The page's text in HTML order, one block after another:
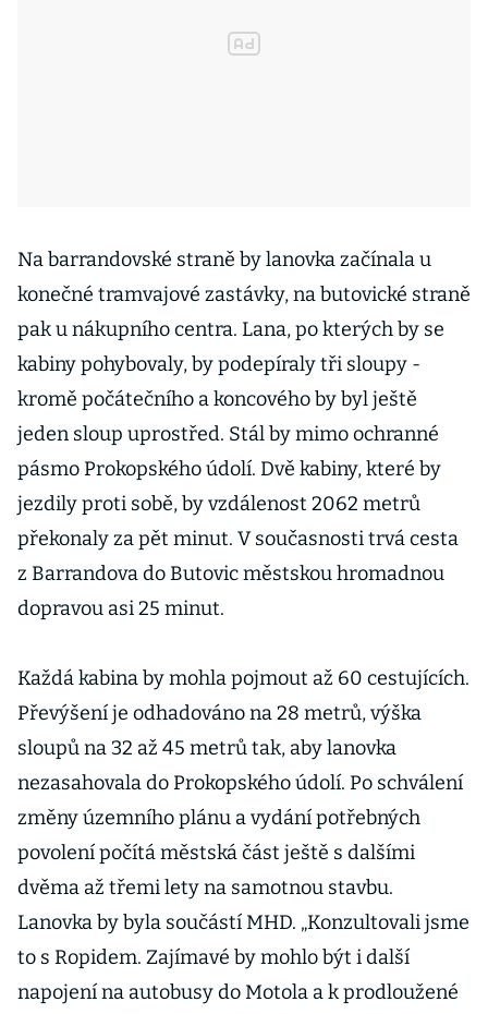
Na barrandovské straně by lanovka začínala u
konečné tramvajové zastávky, na butovické straně
pak u nákupního centra. Lana, po kterých by se
kabiny pohybovaly, by podepíraly tři sloupy -
kromě počátečního a koncového by byl ještě
jeden sloup uprostřed. Stál by mimo ochranné
pásmo Prokopského údolí. Dvě kabiny, které by
jezdily proti sobě, by vzdálenost 2062 metrů
překonaly za pět minut. V současnosti trvá cesta
z Barrandova do Butovic městskou hromadnou
dopravou asi 25 minut.
Každá kabina by mohla pojmout až 60 cestujících.
Převýšení je odhadováno na 28 metrů, výška
sloupů na 32 až 45 metrů tak, aby lanovka
nezasahovala do Prokopského údolí. Po schválení
změny územního plánu a vydání potřebných
povolení počítá městská část ještě s dalšími
dvěma až třemi lety na samotnou stavbu.
Lanovka by byla součástí MHD. „Konzultovali jsme
to s Ropidem. Zajímavé by mohlo být i další
napojení na autobusy do Motola a k prodloužené